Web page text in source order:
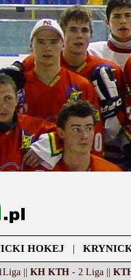
HOKEJ |
|| KH KTH - 2 Liga ||